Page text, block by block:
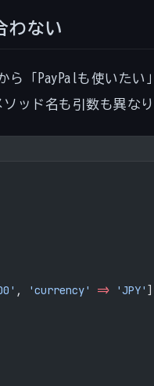
わない
「PayPalも使いたい」
ッド名も引数も異なり
, 'currency' => 'JPY'